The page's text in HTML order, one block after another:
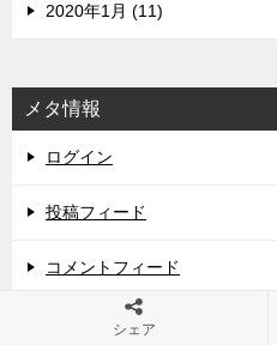
2020年1月 (11)
メタ情報
ログイン
投稿フィード
コメントフィード
WordPress.org
シェア